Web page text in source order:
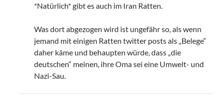
*Natürlich* gibt es auch im Iran Ratten.
Was dort abgezogen wird ist ungefähr so, als wenn
jemand mit einigen Ratten twitter posts als „Belege“
daher käme und behaupten würde, dass „die
deutschen“ meinen, ihre Oma sei eine Umwelt- und
Nazi-Sau.